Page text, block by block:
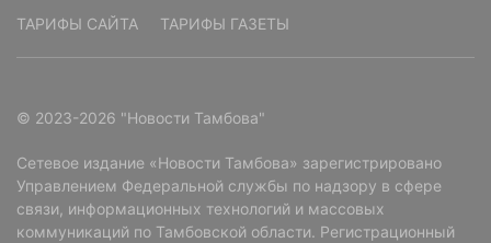
ТАРИФЫ САЙТА
ТАРИФЫ ГАЗЕТЫ
© 2023-2026 "Новости Тамбова"
Сетевое издание «Новости Тамбова» зарегистрировано
Управлением Федеральной службы по надзору в сфере
связи, информационных технологий и массовых
коммуникаций по Тамбовской области. Регистрационный